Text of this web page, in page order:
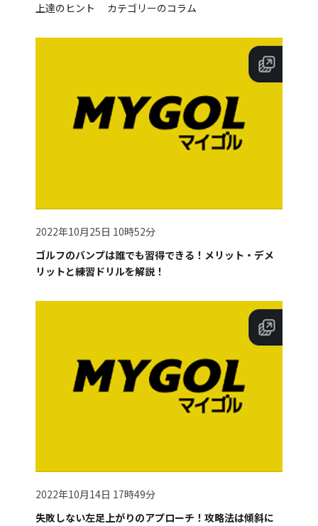
上達のヒント カテゴリーのコラム
2022年10月25日 10時52分
ゴルフのバンプは誰でも習得できる！メリット・デメ
リットと練習ドリルを解説！
2022年10月14日 17時49分
失敗しない左足上がりのアプローチ！攻略法は傾斜に